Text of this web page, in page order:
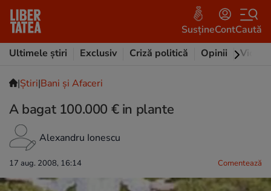
SusțineContCaută
Ultimele știri
Exclusiv Criză politică Opinii Video
|Ştiri|Bani și Afaceri
A bagat 100.000 € in plante
Alexandru Ionescu
17 aug. 2008, 16:14 Comentează